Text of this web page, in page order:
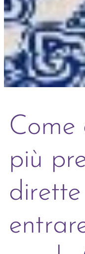
Come
più
dirette